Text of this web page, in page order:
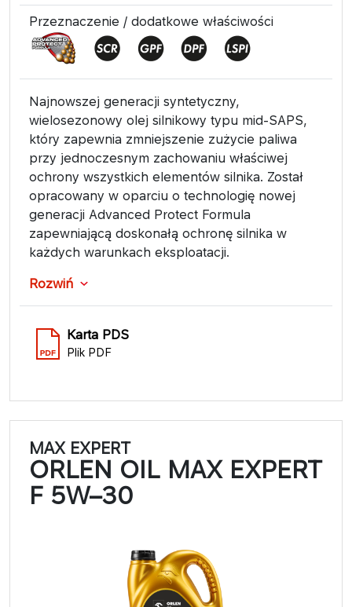
Przeznaczenie / dodatkowe właściwości
Najnowszej generacji syntetyczny,
wielosezonowy olej silnikowy typu mid-SAPS,
który zapewnia zmniejszenie zużycie paliwa
przy jednoczesnym zachowaniu właściwej
ochrony wszystkich elementów silnika. Został
opracowany w oparciu o technologię nowej
generacji Advanced Protect Formula
zapewniającą doskonałą ochronę silnika w
każdych warunkach eksploatacji.
Rozwiń
Karta PDS
Plik PDF
MAX EXPERT
ORLEN OIL MAX EXPERT
F 5W–30​​